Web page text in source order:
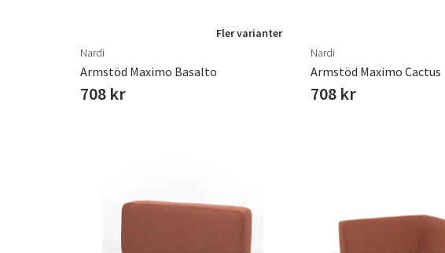
Fler varianter
Nardi
Armstöd Maximo Basalto
708 kr
Nardi
Armstöd Maximo Cactus
708 kr